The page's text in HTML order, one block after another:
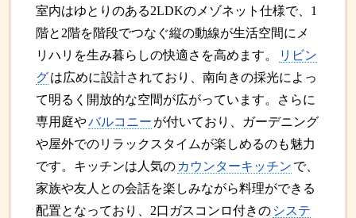
室内はゆとりのある2LDKのメゾネット仕様で、1
階と2階を階段でつなぐ縦の動線が生活空間にメ
リハリを生み暮らしの快適さを高めます。
リビン
グは広めに設計されており、南向きの採光によっ
て明るく開放的な空間が広がっています。さらに
専用庭やバルコニー が付いており、ガーデニング
や屋外でのリラックスタイムが楽しめるのも魅力
です。キッチンは人気の カウンターキッチン で、
家族や友人との会話を楽しみながら料理ができる
配置となっており、2口ガスコンロ付きの システ